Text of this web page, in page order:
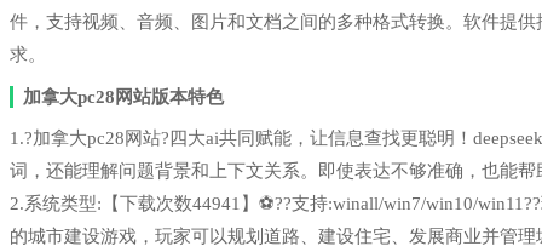
件，支持视频、音频、图片和文档之间的多种格式转换。软件提
求。
加拿大pc28网站版本特色
1.?加拿大pc28网站?四大ai共同赋能，让信息查找更聪明！
词，还能理解问题背景和上下文关系。即使表达不够准确，也能
2.系统类型:【下载次数44941】⚽??支持:winall/win7/win10/
的城市建设游戏，玩家可以规划道路、建设住宅、发展商业并管